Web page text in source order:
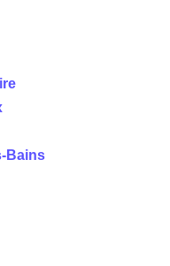
Bains